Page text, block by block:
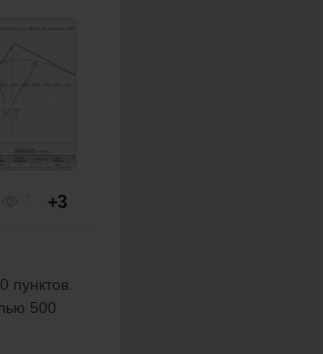
+3
пунктов.
500